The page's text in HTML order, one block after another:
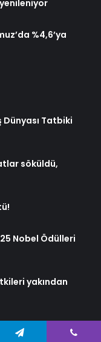
%4,6’ya
Dünyası Tatbiki
söküldü,
Nobel Ödülleri
yakından